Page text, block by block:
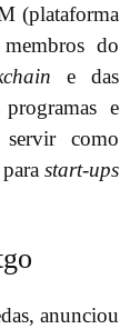
(plataforma
do
e das
e
como
start-ups
anunciou